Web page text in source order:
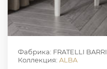
Фабрика: FRATELLI BARRI
Коллекция: ALBA